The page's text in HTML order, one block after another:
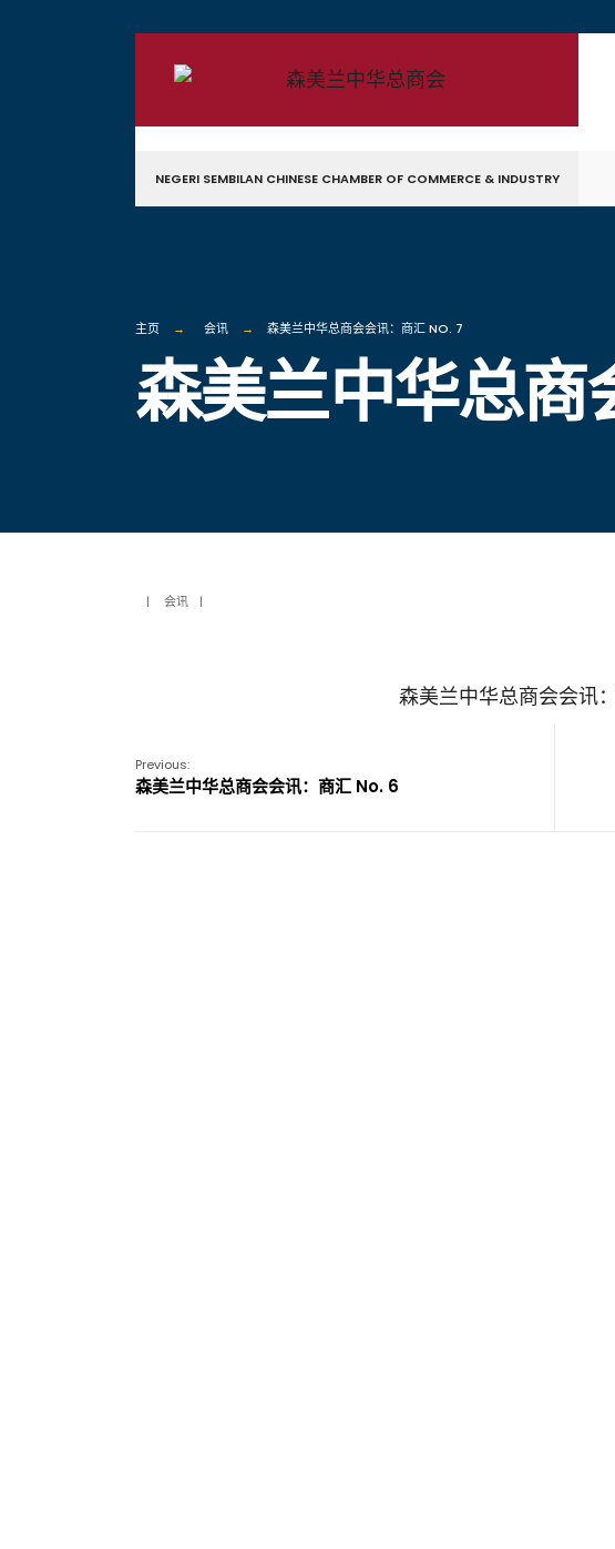
NEGERI SEMBILAN CHINESE CHAMBER OF COMMERCE & INDUSTRY
主页 会讯 森美兰中华总商会会讯：商汇 NO. 7
森美兰中华总商
| 会讯 |
森美兰中华总商会会讯
Previous:
森美兰中华总商会会讯：商汇 No. 6